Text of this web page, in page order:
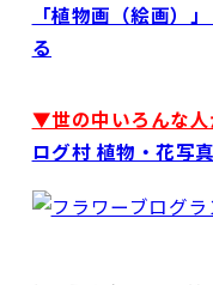
「植物画（絵画）
る
▼世の中いろんな
ログ村 植物・花写